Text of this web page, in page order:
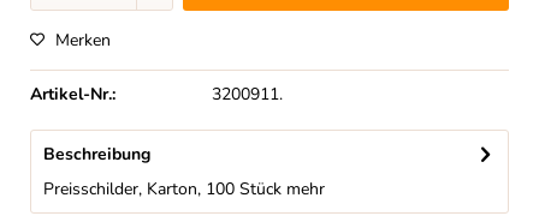
Merken
Artikel-Nr.: 3200911.
Beschreibung
Preisschilder, Karton, 100 Stück mehr